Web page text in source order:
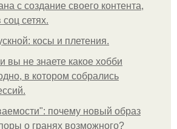
с создание своего контента,
сетях.
косы и плетения.
вы не знаете какое хобби
в котором собрались
почему новый образ
о гранях возможного?